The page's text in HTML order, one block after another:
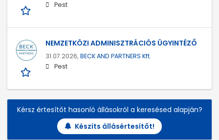
Pest
NEMZETKÖZI ADMINISZTRÁCIÓS ÜGYINTÉZŐ
31.07.2026, BECK AND PARTNERS Kft.
Pest
Kérsz értesítőt hasonló állásokról a keresésed alapján?
Készíts állásértesítőt!